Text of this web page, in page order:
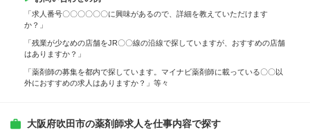
「求人番号〇〇〇〇〇〇に興味があるので、詳細を教えていただけます
か？」
「残業が少なめの店舗をJR〇〇線の沿線で探していますが、おすすめの店舗
はありますか？」
「薬剤師の募集を都内で探しています。マイナビ薬剤師に載っている〇〇以
外におすすめの求人はありますか？」等々
大阪府吹田市の薬剤師求人を仕事内容で探す